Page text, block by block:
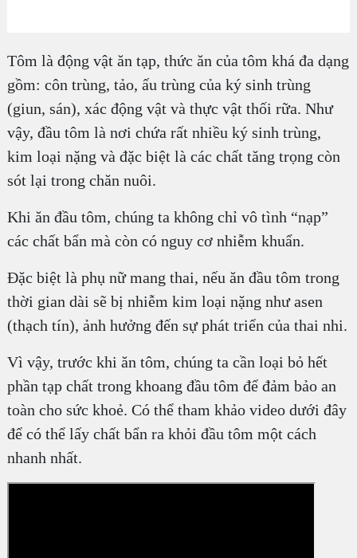
Tôm là động vật ăn tạp, thức ăn của tôm khá đa dạng
gồm: côn trùng, tảo, ấu trùng của ký sinh trùng
(giun, sán), xác động vật và thực vật thối rữa. Như
vậy, đầu tôm là nơi chứa rất nhiều ký sinh trùng,
kim loại nặng và đặc biệt là các chất tăng trọng còn
sót lại trong chăn nuôi.
Khi ăn đầu tôm, chúng ta không chỉ vô tình “nạp”
các chất bẩn mà còn có nguy cơ nhiễm khuẩn.
Đặc biệt là phụ nữ mang thai, nếu ăn đầu tôm trong
thời gian dài sẽ bị nhiễm kim loại nặng như asen
(thạch tín), ảnh hưởng đến sự phát triển của thai nhi.
Vì vậy, trước khi ăn tôm, chúng ta cần loại bỏ hết
phần tạp chất trong khoang đầu tôm để đảm bảo an
toàn cho sức khoẻ. Có thể tham khảo video dưới đây
để có thể lấy chất bẩn ra khỏi đầu tôm một cách
nhanh nhất.